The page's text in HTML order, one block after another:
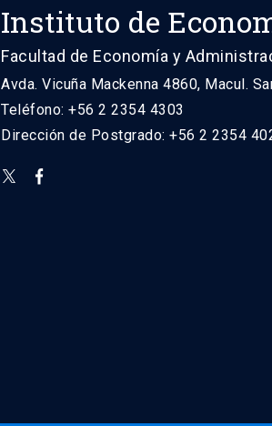
Instituto de
Facultad de Economía y
Avda. Vicuña Mackenna 4860, Macul.
Teléfono: +56 2 2354 4303
Dirección de Postgrado: +56 2 2354